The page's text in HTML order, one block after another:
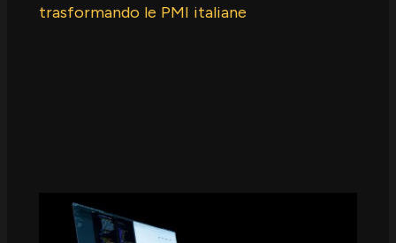
trasformando le PMI italiane